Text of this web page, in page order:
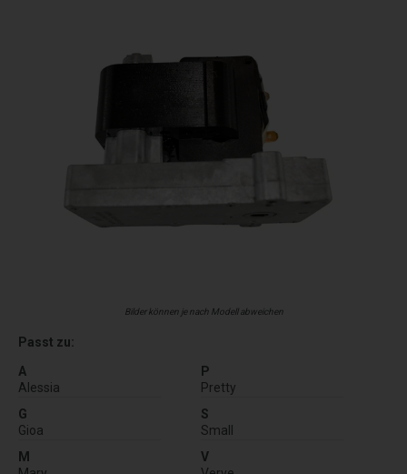
Bilder können je nach Modell abweichen
Passt zu:
A
Alessia
G
Gioa
M
P
Pretty
S
Small
V